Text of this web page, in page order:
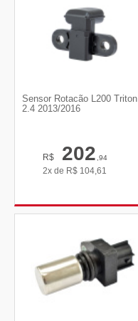
Sensor Rotacão L200 Triton
2.4 2013/2016
R$ 202,94
2x de R$ 104,61